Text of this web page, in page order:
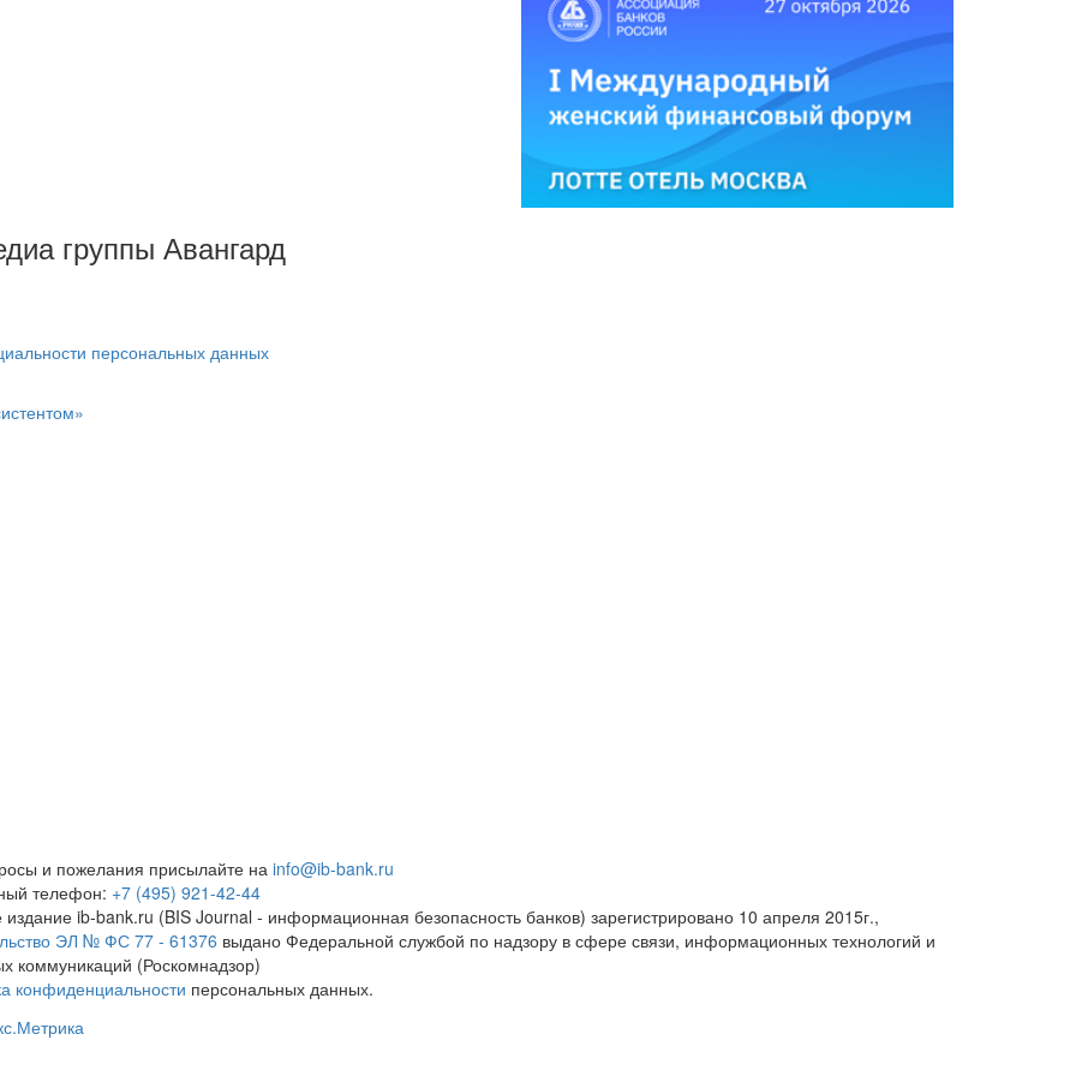
группы Авангард
персональных данных
и пожелания присылайте на info@ib-bank.ru
телефон: +7 (495) 921-42-44
издание ib-bank.ru (BIS Journal - информационная безопасность банков) зарегистрировано 10 апреля 2015г.,
ЭЛ № ФС 77 - 61376 выдано Федеральной службой по надзору в сфере связи, информационных технологий и
коммуникаций (Роскомнадзор)
конфиденциальности персональных данных.